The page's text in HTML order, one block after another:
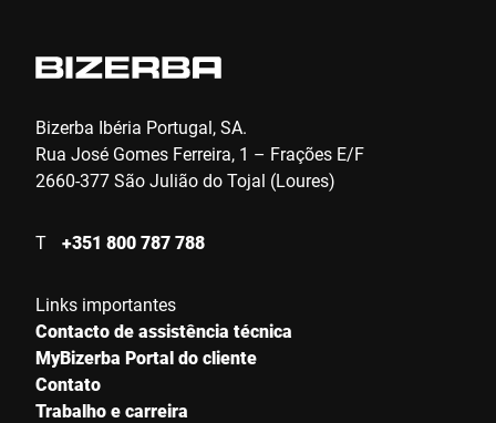
Bizerba Ibéria Portugal, SA.
Rua José Gomes Ferreira, 1 – Frações E/F
2660-377 São Julião do Tojal (Loures)
T +351 800 787 788
Links importantes
Contacto de assistência técnica
MyBizerba Portal do cliente
Contato
Trabalho e carreira